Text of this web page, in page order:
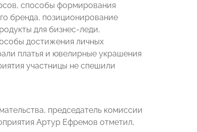
способы формирования
бренда, позиционирование
для бизнес-леди,
достижения личных
платья и ювелирные украшения
участницы не спешили
председатель комиссии
Артур Ефремов отметил,